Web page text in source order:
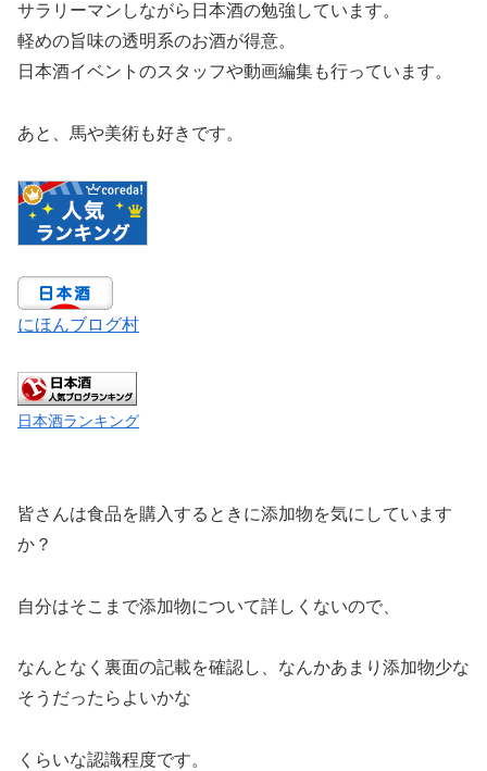
サラリーマンしながら日本酒の勉強しています。
軽めの旨味の透明系のお酒が得意。
日本酒イベントのスタッフや動画編集も行っています。
あと、馬や美術も好きです。
にほんブログ村
日本酒ランキング
皆さんは食品を購入するときに添加物を気にしています
か？
自分はそこまで添加物について詳しくないので、
なんとなく裏面の記載を確認し、なんかあまり添加物少な
そうだったらよいかな
くらいな認識程度です。